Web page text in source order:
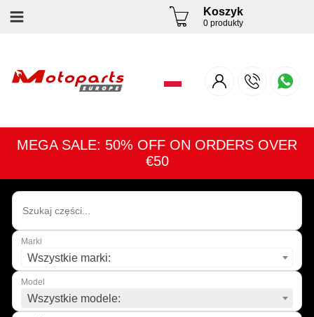
Koszyk
0 produkty
MEGA SALE: 50% OFF ON ORDERS OVER
€50
Marki
Wszystkie marki:
Model
Wszystkie modele: